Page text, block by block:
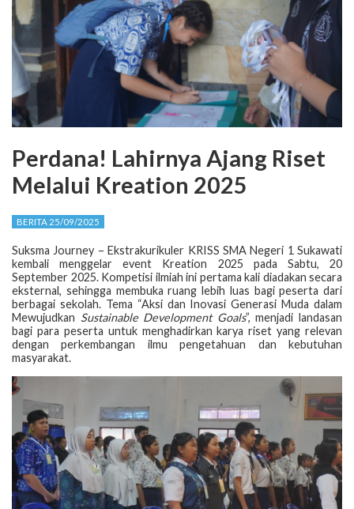
Perdana! Lahirnya Ajang Riset
Melalui Kreation 2025
BERITA 25/09/2025
Suksma Journey – Ekstrakurikuler KRISS SMA Negeri 1 Sukawati
kembali menggelar event Kreation 2025 pada Sabtu, 20
September 2025. Kompetisi ilmiah ini pertama kali diadakan secara
eksternal, sehingga membuka ruang lebih luas bagi peserta dari
berbagai sekolah. Tema “Aksi dan Inovasi Generasi Muda dalam
Mewujudkan Sustainable Development Goals”, menjadi landasan
bagi para peserta untuk menghadirkan karya riset yang relevan
dengan perkembangan ilmu pengetahuan dan kebutuhan
masyarakat.